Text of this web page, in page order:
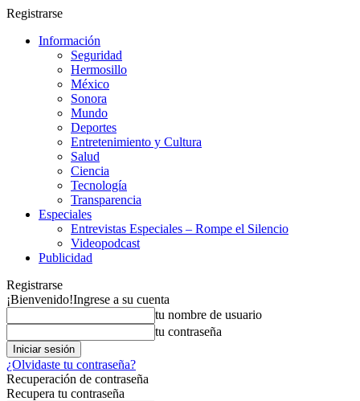
Registrarse
Información
Seguridad
Hermosillo
México
Sonora
Mundo
Deportes
Entretenimiento y Cultura
Salud
Ciencia
Tecnología
Transparencia
Especiales
Entrevistas Especiales – Rompe el Silencio
Videopodcast
Publicidad
Registrarse
¡Bienvenido!Ingrese a su cuenta
tu nombre de usuario
tu contraseña
¿Olvidaste tu contraseña?
Recuperación de contraseña
Recupera tu contraseña